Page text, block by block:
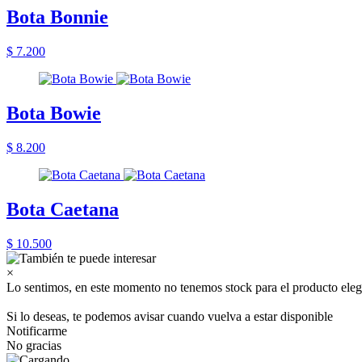
Bota Bonnie
$ 7.200
Bota Bowie
$ 8.200
Bota Caetana
$ 10.500
×
Lo sentimos, en este momento no tenemos stock para el producto
Si lo deseas, te podemos avisar cuando vuelva a estar disponible
Notificarme
No gracias